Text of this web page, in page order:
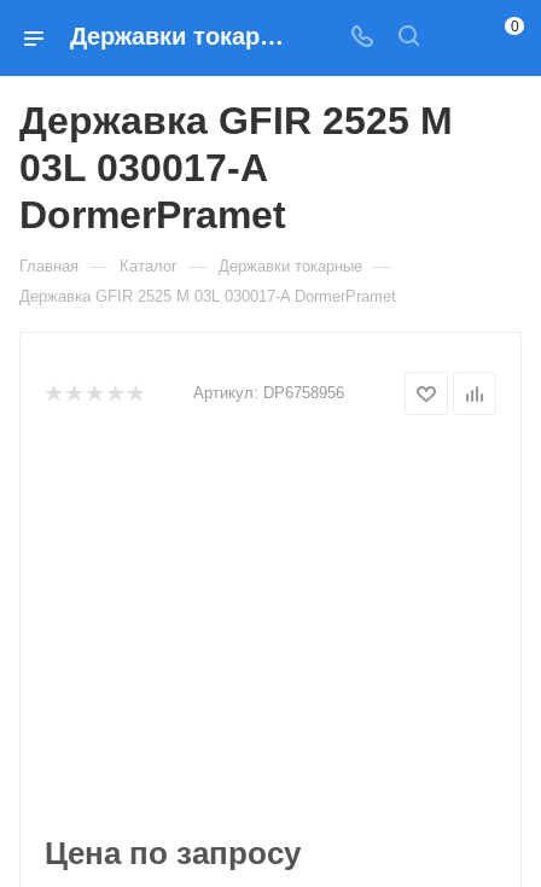
Державки токарные Державка GFIR 2525 M 03L 030017-A DormerPramet — купить по выгодным ценам в Москве 0
Державка GFIR 2525 M
03L 030017-A
DormerPramet
Главная — Каталог — Державки токарные —
Державка GFIR 2525 M 03L 030017-A DormerPramet
Артикул: DP6758956
Цена по запросу